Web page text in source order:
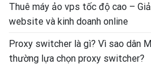
Thuê máy ảo vps tốc độ cao –
website và kinh doanh online
Proxy switcher là gì? Vì sao dân
thường lựa chọn proxy switcher?